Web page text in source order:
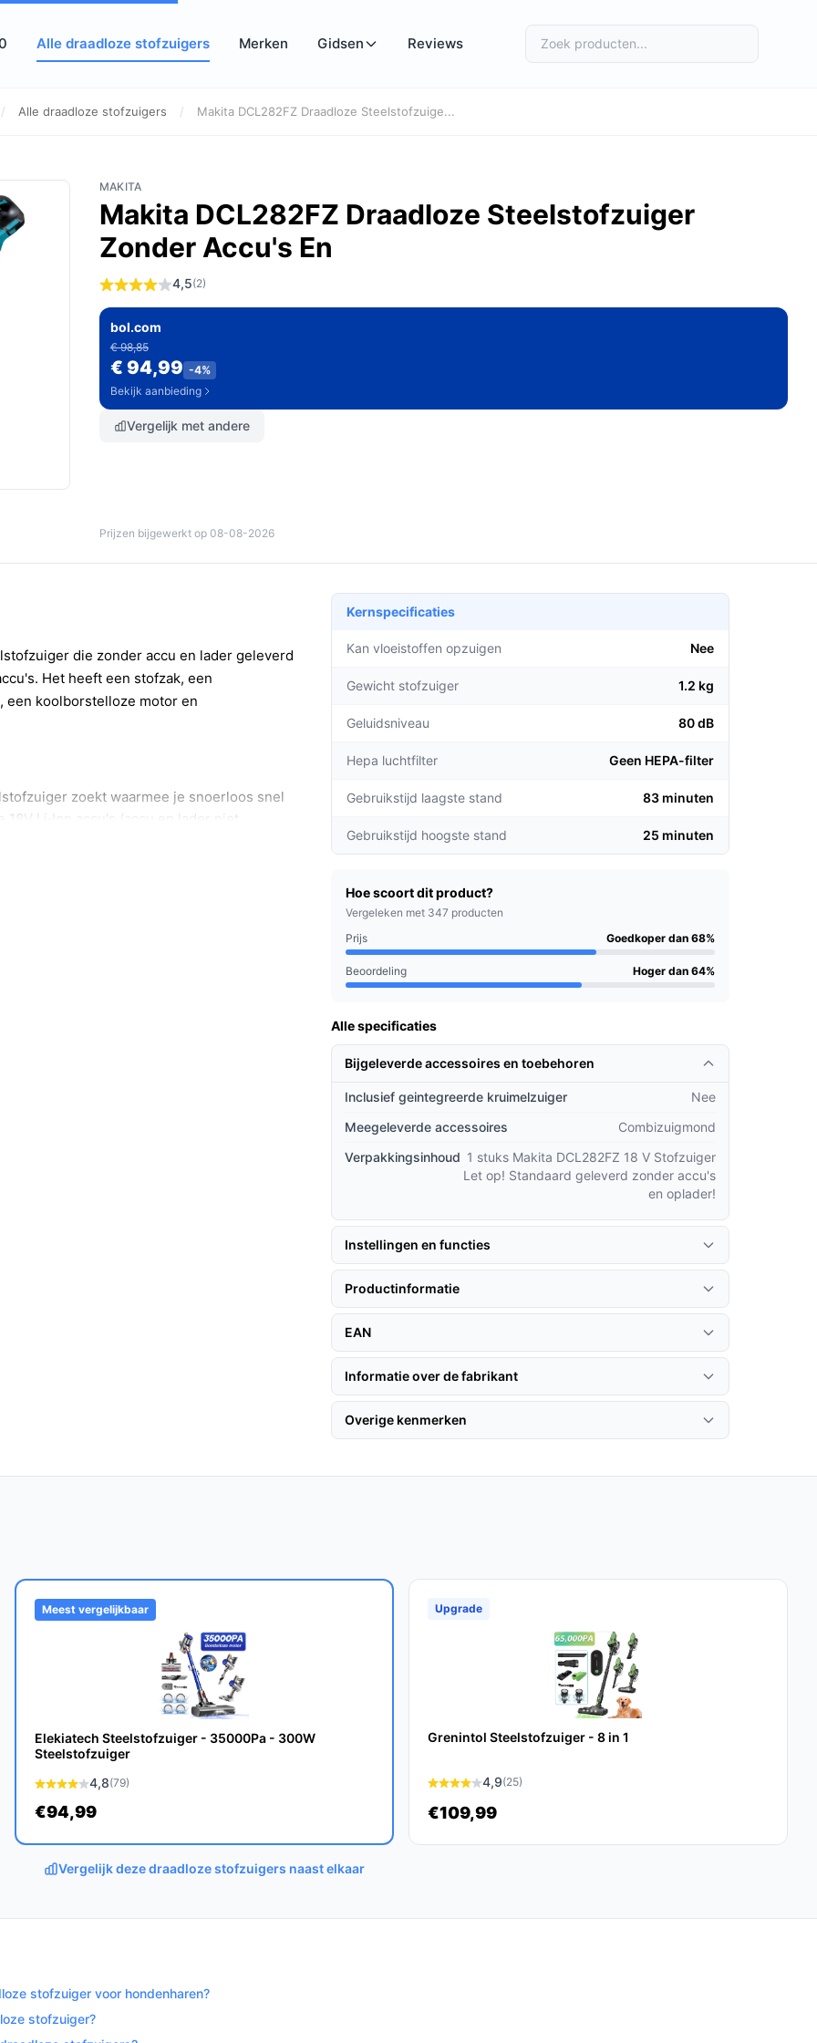
Alle draadloze stofzuigers Merken Gidsen Reviews
/ Alle draadloze stofzuigers / Makita DCL282FZ Draadloze Steelstofzuige...
MAKITA
Makita DCL282FZ Draadloze Steelstofzuiger
Zonder Accu's En
4,5(2)
bol.com
€ 98,85
€ 94,99 -4%
Bekijk aanbieding
Vergelijk met andere
Prijzen bijgewerkt op 08-08-2026
die zonder accu en lader geleverd
Het heeft een stofzak, een
een koolborstelloze motor en
zoekt waarmee je snoerloos snel
Li‑Ion accu's (accu en lader niet
dan in de specificaties of dit model
oppervlakken zeer lang wilt
stand, 83 minuten op de laagste stand
bepalen hoe vaak je het
dan grotere stationaire of
hebben vaak grotere reservoirs of een
van zuigstanden, het type motor
werkt de machine niet.
Kernspecificaties
Kan vloeistoffen opzuigen Nee
Gewicht stofzuiger 1.2 kg
Geluidsniveau 80 dB
Hepa luchtfilter Geen HEPA-filter
Gebruikstijd laagste stand 83 minuten
Gebruikstijd hoogste stand 25 minuten
Hoe scoort dit product?
Vergeleken met 347 producten
Prijs
Goedkoper dan 68%
Beoordeling Hoger dan 64%
Alle specificaties
Bijgeleverde accessoires en toebehoren
Inclusief geintegreerde kruimelzuiger
Nee
Meegeleverde accessoires
Combizuigmond
Verpakkingsinhoud 1 stuks Makita DCL282FZ 18 V Stofzuiger
Let op! Standaard geleverd zonder accu's
en oplader!
Instellingen en functies
Productinformatie
EAN
Informatie over de fabrikant
Overige kenmerken
Meest vergelijkbaar
Elekiatech Steelstofzuiger - 35000Pa - 300W
Steelstofzuiger
4,8(79)
€94,99
Upgrade
Grenintol Steelstofzuiger - 8 in 1
4,9(25)
€109,99
Vergelijk deze draadloze stofzuigers naast elkaar
stofzuiger voor hondenharen?
stofzuiger?